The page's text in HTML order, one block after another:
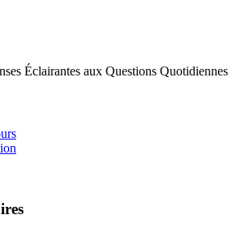
Éclairantes aux Questions Quotidiennes